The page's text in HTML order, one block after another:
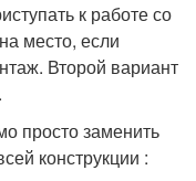
к работе со
место, если
Второй вариант
просто заменить
конструкции :